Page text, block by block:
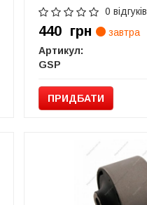
0 відгуків
440 грн
завтра
Артикул:
GSP
ПРИДБАТИ